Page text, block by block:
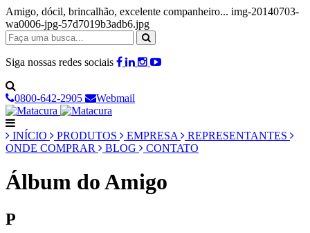
Amigo, dócil, brincalhão, excelente companheiro... img-20140703-
wa0006-jpg-57d7019b3adb6.jpg
Siga nossas redes sociais
0800-642-2905 Webmail
INÍCIO PRODUTOS EMPRESA
REPRESENTANTES
ONDE COMPRAR
BLOG CONTATO
Álbum do Amigo
P